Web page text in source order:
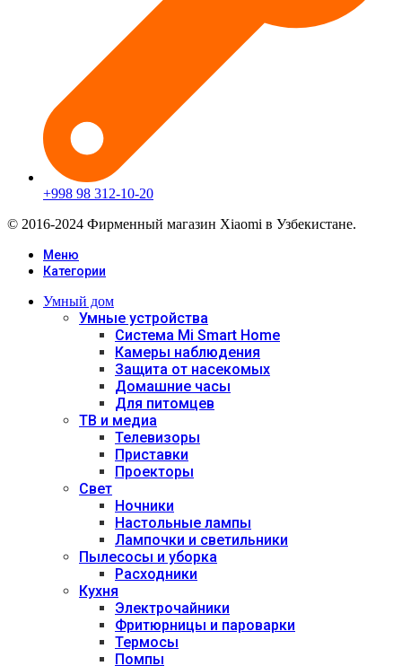
+998 98 312-10-20
© 2016-2024 Фирменный магазин Xiaomi в Узбекистане.
Меню
Категории
Умный дом
Умные устройства
Система Mi Smart Home
Камеры наблюдения
Защита от насекомых
Домашние часы
Для питомцев
ТВ и медиа
Телевизоры
Приставки
Проекторы
Свет
Ночники
Настольные лампы
Лампочки и светильники
Пылесосы и уборка
Расходники
Кухня
Электрочайники
Фритюрницы и пароварки
Термосы
Помпы